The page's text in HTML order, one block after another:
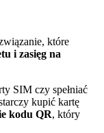
które
i zasięg na
SIM czy spełniać
kupić kartę
kodu QR, który